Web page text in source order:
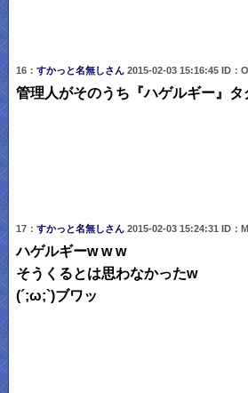
16： すかっと名無しさん 2015-02-03 15:16:45 ID：
管理人がそのうち『ハゲルギー』
17： すかっと名無しさん 2015-02-03 15:24:31 ID：
ハゲルギーw w w
そうくるとは思わなかったw
(´;ω;`)ブワッ